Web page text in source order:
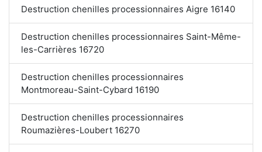
Destruction chenilles processionnaires Aigre 16140
Destruction chenilles processionnaires Saint-Même-
les-Carrières 16720
Destruction chenilles processionnaires
Montmoreau-Saint-Cybard 16190
Destruction chenilles processionnaires
Roumazières-Loubert 16270